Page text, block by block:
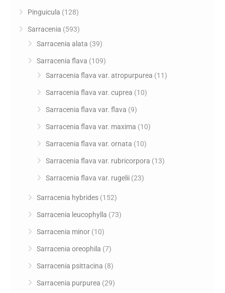
Pinguicula (128)
Sarracenia (593)
Sarracenia alata (39)
Sarracenia flava (109)
Sarracenia flava var. atropurpurea (11)
Sarracenia flava var. cuprea (10)
Sarracenia flava var. flava (9)
Sarracenia flava var. maxima (10)
Sarracenia flava var. ornata (10)
Sarracenia flava var. rubricorpora (13)
Sarracenia flava var. rugelii (23)
Sarracenia hybrides (152)
Sarracenia leucophylla (73)
Sarracenia minor (10)
Sarracenia oreophila (7)
Sarracenia psittacina (8)
Sarracenia purpurea (29)